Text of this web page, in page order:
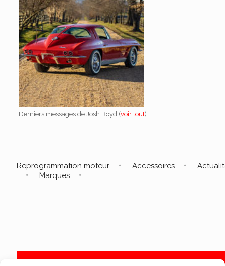
Derniers messages de Josh Boyd (voir tout)
Reprogrammation moteur Accessoires
Marques